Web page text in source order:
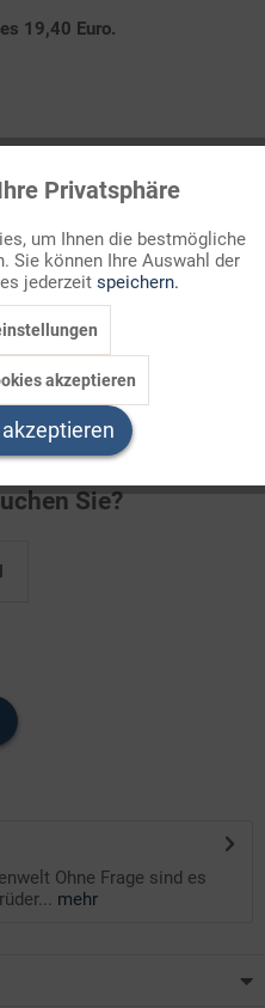
19,40 Euro.
Märchen der Brüder Grimm,
früh an begleiten, auch wenn
Sie?
Ohne Frage sind es
mehr
Aktiv
Inaktiv
Inaktiv
Privatsphäre
um Ihnen die bestmögliche
Sie können Ihre Auswahl der
jederzeit speichern.
akzeptieren